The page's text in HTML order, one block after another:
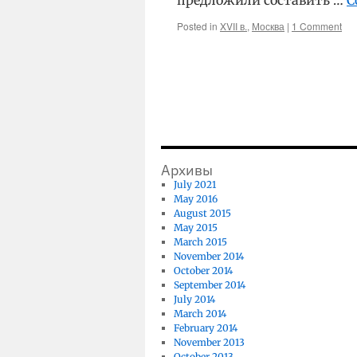
Posted in XVII в., Москва | 1 Comment
Архивы
July 2021
May 2016
August 2015
May 2015
March 2015
November 2014
October 2014
September 2014
July 2014
March 2014
February 2014
November 2013